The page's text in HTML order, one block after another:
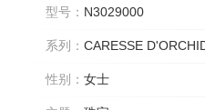
型号： N3029000
系列： CARESSE
性别： 女士